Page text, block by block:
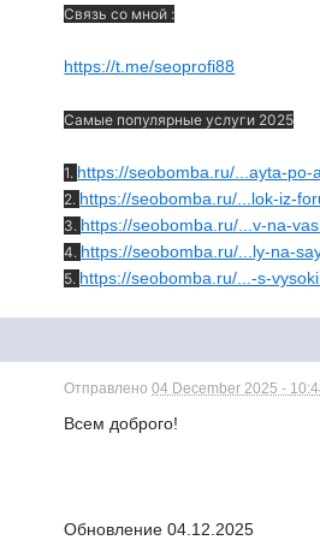
Связь со мной :
https://t.me/seoprofi88
Самые популярные услуги 2025
1. https://seobomba.ru/...ayta-po-
2. https://seobomba.ru/...lok-iz-
3. https://seobomba.ru/...v-na-
4. https://seobomba.ru/...ly-na-
5. https://seobomba.ru/...-s-
Отправлено04 December 2025 -
Всем доброго!
Обновление 04.12.2025